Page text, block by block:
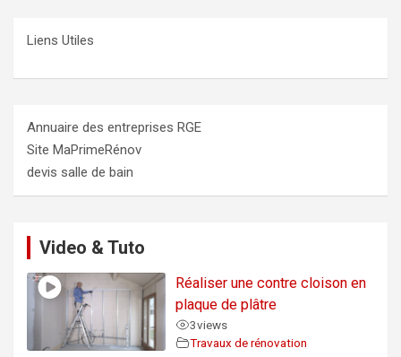
Liens Utiles
Annuaire des entreprises RGE
Site MaPrimeRénov
devis salle de bain
Video & Tuto
Réaliser une contre cloison en
plaque de plâtre
3views
Travaux de rénovation